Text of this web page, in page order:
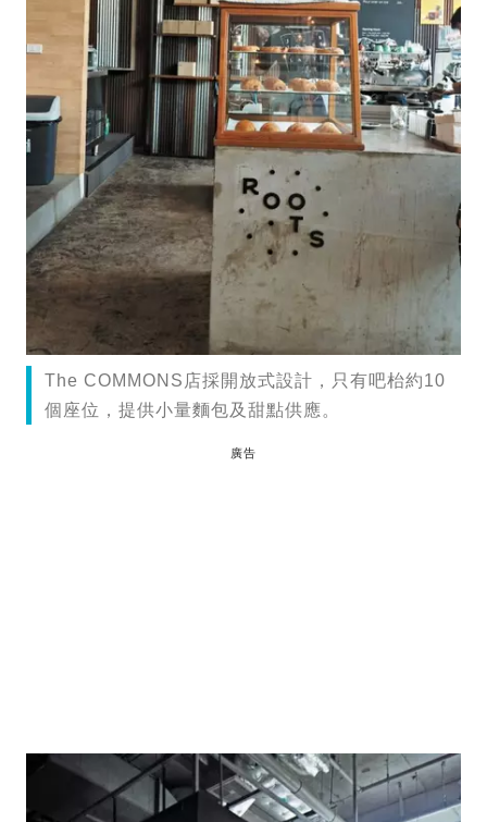
The COMMONS店採開放式設計，只有吧枱約10
個座位，提供小量麵包及甜點供應。
廣告